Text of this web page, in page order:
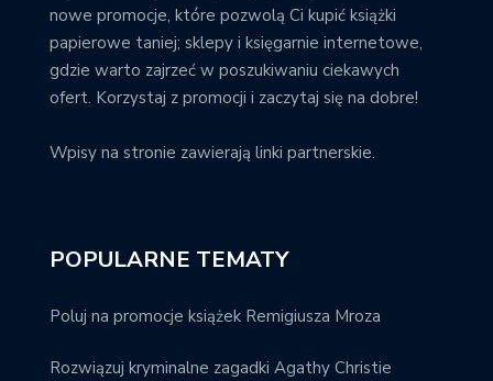
nowe promocje, które pozwolą Ci kupić książki
papierowe taniej; sklepy i księgarnie internetowe,
gdzie warto zajrzeć w poszukiwaniu ciekawych
ofert. Korzystaj z promocji i zaczytaj się na dobre!
Wpisy na stronie zawierają linki partnerskie.
POPULARNE TEMATY
Poluj na promocje książek Remigiusza Mroza
Rozwiązuj kryminalne zagadki Agathy Christie